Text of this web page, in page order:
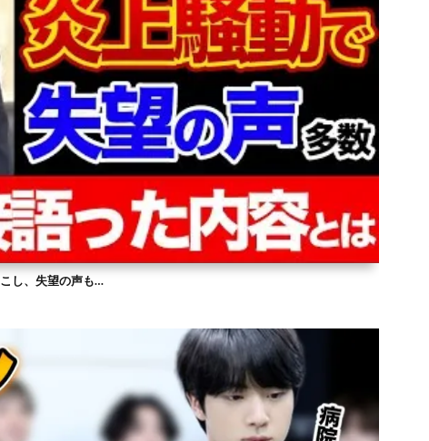
し、失望の声も…